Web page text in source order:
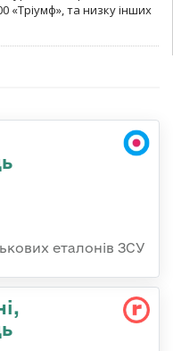
«Тріумф», та низку інших
еталонів ЗСУ